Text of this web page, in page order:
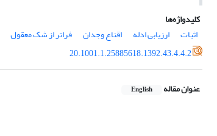
کلیدواژه‌ها
اثبات
ارزیابی ادله اقناع وجدان فراتر از شک معقول
20.1001.1.25885618.1392.43.4.4.2
عنوان مقاله English